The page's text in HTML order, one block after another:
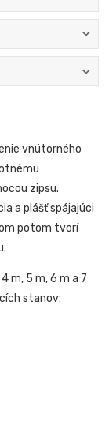
vnútorného
zipsu.
a plášť spájajúci
potom tvorí
m, 5 m, 6 m a 7
stanov: